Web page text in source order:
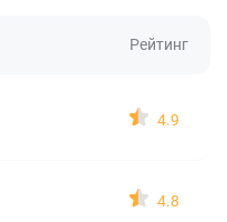
Рейтинг
4.9
4.8